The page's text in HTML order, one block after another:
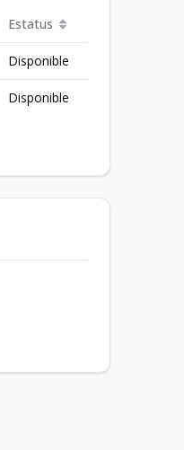
Estatus
Disponible
Disponible